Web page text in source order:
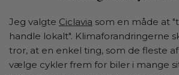
Jeg valgte Ciclavia som en måde at
handle lokalt". Klimaforandringerne
tror, at en enkel ting, som de fleste
vælge cykler frem for biler i mange